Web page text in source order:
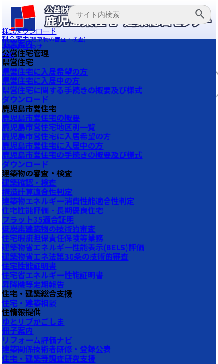
様式ダウンロード
料金案内(建築物の審査・検査)
お問い合わせ
FAQ
事業案内
公営住宅管理
県営住宅
県営住宅に入居希望の方
県営住宅に入居中の方
県営住宅に関する手続きの概要及び様式
ダウンロード
鹿児島市営住宅
鹿児島市営住宅の概要
鹿児島市営住宅地区別一覧
鹿児島市営住宅に入居希望の方
鹿児島市営住宅に入居中の方
鹿児島市営住宅の手続きの概要及び様式
ダウンロード
建築物の審査・検査
建築確認・検査
構造計算適合性判定
建築物エネルギー消費性能適合性判定
住宅性能評価・長期優良住宅
フラット35適合証明
低炭素建築物の技術的審査
住宅瑕疵担保責任保険等業務
建築物省エネルギー性能表示(BELS)評価
建築物省エネ法第30条の技術的審査
住宅性能証明書
住宅省エネルギー性能証明書
昇降機等定期報告
住宅・建築総合支援
住宅・建築相談
住情報提供
ゆとリブかごしま
冊子案内
リフォーム評価ナビ
建築関係技術者研修・登録公表
住宅・建築等調査研究支援